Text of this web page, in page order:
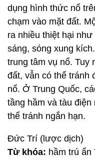
dụng hình thức nổ
chạm vào mặt đất.
ra nhiều thiệt hại
sáng, sóng xung
trung tâm vụ nổ. Tuy
đất, vẫn có thể tránh
nổ. Ở Trung Quốc,
tầng hầm và tàu
thể tránh ngắn hạn.
Đức Trí (lược dịch)
Từ khóa: hầm trú ẩn